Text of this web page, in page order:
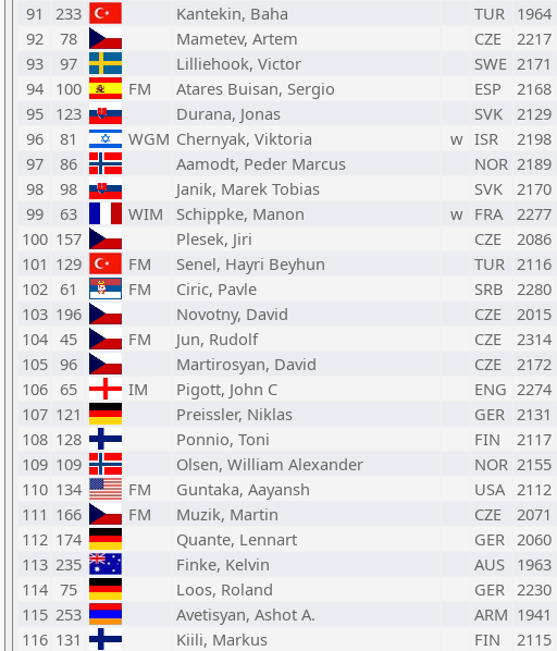
91
233 Kantekin, Baha TUR 1964
92
78 Mametev, Artem CZE 2217
93
97 Lilliehook, Victor SWE 2171
94 100 FM Atares Buisan, Sergio ESP 2168
95 123 Durana, Jonas SVK 2129
96
81 WGM Chernyak, Viktoria w ISR 2198
97
86 Aamodt, Peder Marcus NOR 2189
98
98 Janik, Marek Tobias SVK 2170
99
63 WIM Schippke, Manon w FRA 2277
100 157 Plesek, Jiri CZE 2086
101 129 FM Senel, Hayri Beyhun TUR 2116
102 61 FM Ciric, Pavle SRB 2280
103 196 Novotny, David CZE 2015
104 45 FM Jun, Rudolf CZE 2314
105 96 Martirosyan, David CZE 2172
106 65 IM Pigott, John C ENG 2274
107 121 Preissler, Niklas GER 2131
108 128 Ponnio, Toni FIN 2117
109 109 Olsen, William Alexander NOR 2155
110 134 FM Guntaka, Aayansh USA 2112
111 166 FM Muzik, Martin CZE 2071
112 174 Quante, Lennart GER 2060
113 235 Finke, Kelvin AUS 1963
114 75 Loos, Roland GER 2230
115 253 Avetisyan, Ashot A. ARM 1941
116 131 Kiili, Markus FIN 2115